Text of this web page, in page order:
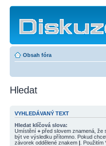
Obsah fóra
Hledat
VYHLEDÁVANÝ TEXT
Hledat klíčová slova:
Umístění + před slovem znamená, že
být ve výsledku přítomno. Pokud
závorek oddělené znakem | .